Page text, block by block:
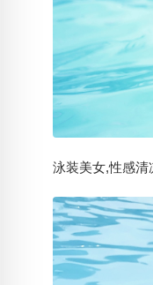
泳装美女,性感清